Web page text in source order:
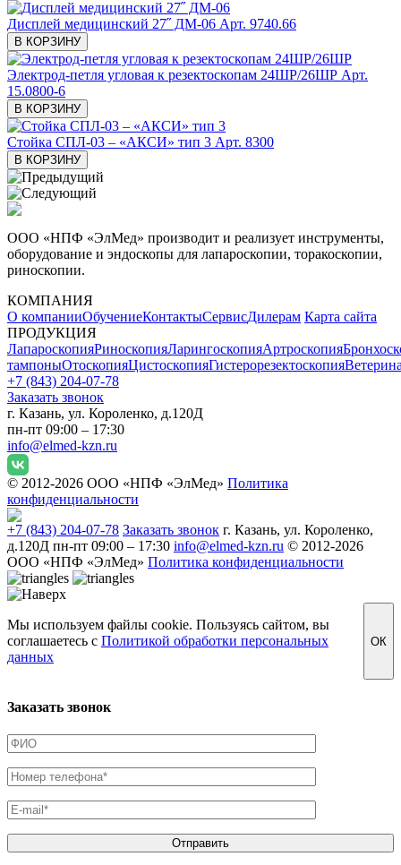
Дисплей медицинский 27˝ ДМ-06 Арт. 9740.66
В КОРЗИНУ
Электрод-петля угловая к резектоскопам 24ШР/26ШР Арт.
15.0800-6
В КОРЗИНУ
Стойка СПЛ-03 – «АКСИ» тип 3 Арт. 8300
В КОРЗИНУ
ООО «НПФ «ЭлМед» производит и реализует инструменты,
оборудование и эндоскопы для лапароскопии, торакоскопии,
риноскопии.
КОМПАНИЯ
О компанииОбучениеКонтактыСервисДилерам Карта сайта
ПРОДУКЦИЯ
ЛапароскопияРиноскопияЛарингоскопияАртроскопия
тампоныОтоскопияЦистоскопияГистерорезектоскопия
+7 (843) 204-07-78
Заказать звонок
г. Казань, ул. Короленко, д.120Д
пн-пт 09:00 – 17:30
info@elmed-kzn.ru
© 2012-2026 ООО «НПФ «ЭлМед» Политика
конфиденциальности
+7 (843) 204-07-78 Заказать звонок г. Казань, ул. Короленко,
д.120Д пн-пт 09:00 – 17:30 info@elmed-kzn.ru © 2012-2026
ООО «НПФ «ЭлМед» Политика конфиденциальности
Мы используем файлы cookie. Пользуясь сайтом, вы
соглашаетесь с Политикой обработки персональных
данных
ОК
Заказать звонок